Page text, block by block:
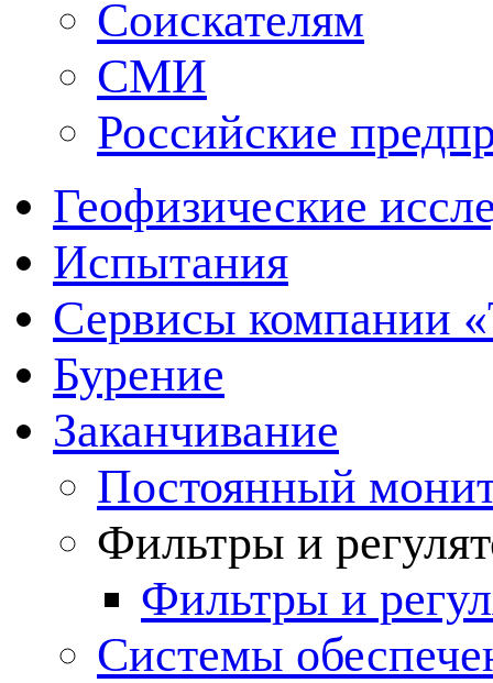
Соискателям
СМИ
Российские
Геофизические
Испытания
Сервисы компании
Бурение
Заканчивание
Постоянный
Фильтры и
Фильтры и
Cистемы